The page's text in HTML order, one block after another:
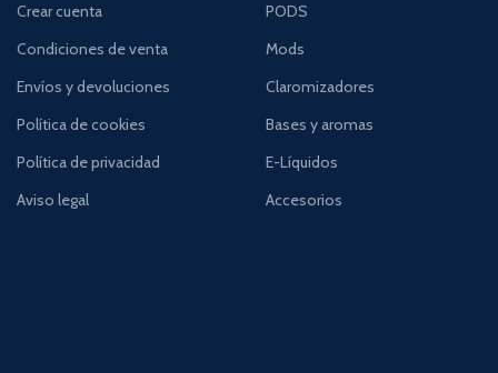
Crear cuenta
Condiciones de venta
Envíos y devoluciones
Política de cookies
Política de privacidad
Aviso legal
PODS
Mods
Claromizadores
Bases y aromas
E-Líquidos
Accesorios